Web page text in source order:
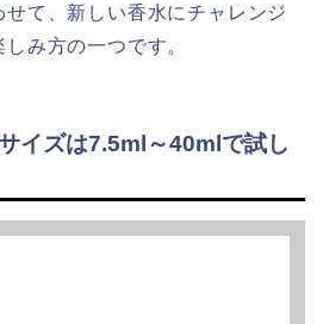
て、新しい香水にチャレンジ
み方の一つです。
イズは7.5ml～40mlで試し